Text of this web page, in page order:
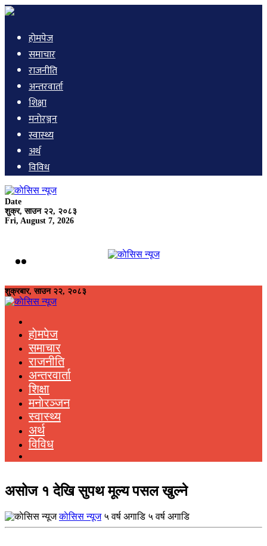
हाेमपेज
समाचार
राजनीति
अन्तरवार्ता
शिक्षा
मनाेरञ्जन
स्वास्थ्य
अर्थ
विविध
Date
शुक्र, साउन २२, २०८३
Fri, August 7, 2026
शुक्रबार, साउन २२, २०८३
हाेमपेज
समाचार
राजनीति
अन्तरवार्ता
शिक्षा
मनाेरञ्जन
स्वास्थ्य
अर्थ
विविध
असोज १ देखि सुपथ मूल्य पसल खुल्ने
काेसिस न्यूज ५ वर्ष अगाडि ५ वर्ष अगाडि